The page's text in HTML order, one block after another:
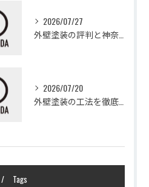
2026/07/27
2026/07/20
Tags